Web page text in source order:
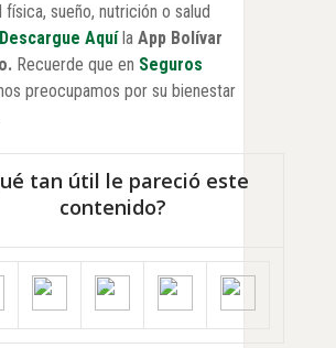
física, sueño, nutrición o salud
Descargue Aquíla App Bolívar
Recuerde que en Seguros
preocupamos por su bienestar
tan útil le pareció este
contenido?